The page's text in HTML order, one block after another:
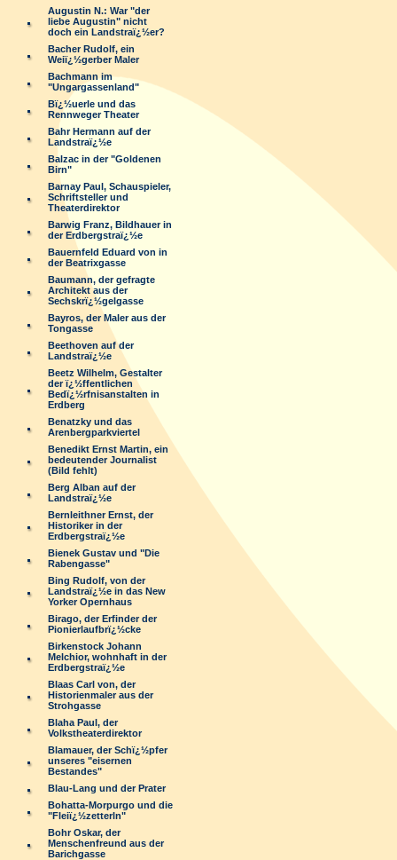
Augustin N.: War "der
liebe Augustin" nicht
doch ein Landstraï¿½er?
Bacher Rudolf, ein
Weiï¿½gerber Maler
Bachmann im
"Ungargassenland"
Bï¿½uerle und das
Rennweger Theater
Bahr Hermann auf der
Landstraï¿½e
Balzac in der "Goldenen
Birn"
Barnay Paul, Schauspieler,
Schriftsteller und
Theaterdirektor
Barwig Franz, Bildhauer in
der Erdbergstraï¿½e
Bauernfeld Eduard von in
der Beatrixgasse
Baumann, der gefragte
Architekt aus der
Sechskrï¿½gelgasse
Bayros, der Maler aus der
Tongasse
Beethoven auf der
Landstraï¿½e
Beetz Wilhelm, Gestalter
der ï¿½ffentlichen
Bedï¿½rfnisanstalten in
Erdberg
Benatzky und das
Arenbergparkviertel
Benedikt Ernst Martin, ein
bedeutender Journalist
(Bild fehlt)
Berg Alban auf der
Landstraï¿½e
Bernleithner Ernst, der
Historiker in der
Erdbergstraï¿½e
Bienek Gustav und "Die
Rabengasse"
Bing Rudolf, von der
Landstraï¿½e in das New
Yorker Opernhaus
Birago, der Erfinder der
Pionierlaufbrï¿½cke
Birkenstock Johann
Melchior, wohnhaft in der
Erdbergstraï¿½e
Blaas Carl von, der
Historienmaler aus der
Strohgasse
Blaha Paul, der
Volkstheaterdirektor
Blamauer, der Schï¿½pfer
unseres "eisernen
Bestandes"
Blau-Lang und der Prater
Bohatta-Morpurgo und die
"Fleiï¿½zetterln"
Bohr Oskar, der
Menschenfreund aus der
Barichgasse